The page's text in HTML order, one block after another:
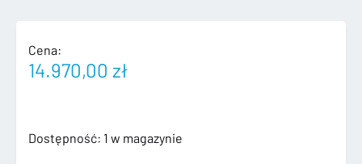
Cena:
14.970,00 zł
Dostępność: 1 w magazynie
ilość